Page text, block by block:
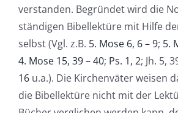
verstanden. Begründet wird die
ständigen Bibellektüre mit Hilfe
selbst (Vgl. z.B. 5. Mose 6, 6 – 9; 5.
4. Mose 15, 39 – 40; Ps. 1, 2; Jh. 5,
16u.a.). Die Kirchenväter weisen
die Bibellektüre nicht mit der